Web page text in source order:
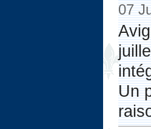
07
Un